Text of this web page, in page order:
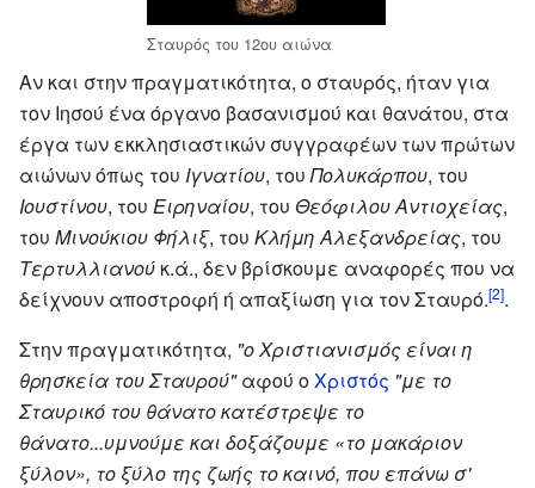
Σταυρός του 12ου αιώνα
Αν και στην πραγματικότητα, ο σταυρός, ήταν για
τον Ιησού ένα όργανο βασανισμού και θανάτου, στα
έργα των εκκλησιαστικών συγγραφέων των πρώτων
αιώνων όπως του Ιγνατίου, του Πολυκάρπου, του
Ιουστίνου, του Ειρηναίου, του Θεόφιλου Αντιοχείας,
του Μινούκιου Φήλιξ, του Κλήμη Αλεξανδρείας, του
Τερτυλλιανού κ.ά., δεν βρίσκουμε αναφορές που να
δείχνουν αποστροφή ή απαξίωση για τον Σταυρό.[2].
Στην πραγματικότητα, "ο Χριστιανισμός είναι η
θρησκεία του Σταυρού"αφού οΧριστός "με το
Σταυρικό του θάνατο κατέστρεψε το
θάνατο...υμνούμε και δοξάζουμε «το μακάριον
ξύλον», το ξύλο της ζωής το καινό, που επάνω σ'